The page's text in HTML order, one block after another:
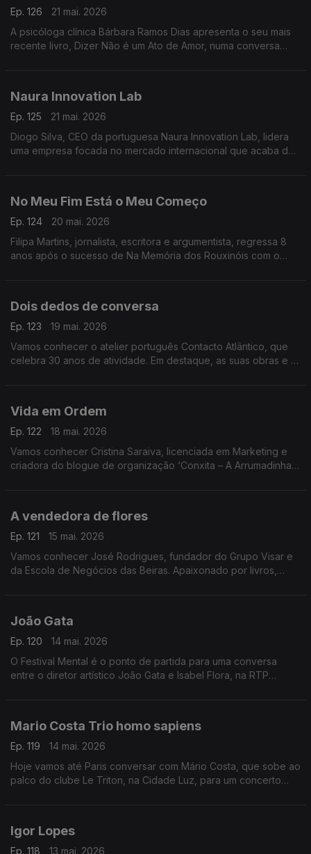
Ep. 126
21 mai. 2026
A psicóloga clínica Bárbara Ramos Dias apresenta o seu mais
recente livro, Dizer Não é um Ato de Amor, numa conversa
Naura Innovation Lab
Ep. 125
21 mai. 2026
Diogo Silva, CEO da portuguesa Naura Innovation Lab, lidera
uma empresa focada no mercado internacional que acaba de
No Meu Fim Está o Meu Começo
Ep. 124
20 mai. 2026
Filipa Martins, jornalista, escritora e argumentista, regressa 8
anos após o sucesso de Na Memória dos Rouxinóis com o
Dois dedos de conversa
Ep. 123
19 mai. 2026
Vamos conhecer o atelier português Contacto Atlântico, que
celebra 30 anos de atividade. Em destaque, as suas obras e a
Vida em Ordem
Ep. 122
18 mai. 2026
Vamos conhecer Cristina Saraiva, licenciada em Marketing e
criadora do blogue de organização ‘Conxita – A Arrumadinha’.
A vendedora de flores
Ep. 121
15 mai. 2026
Vamos conhecer José Rodrigues, fundador do Grupo Visar e
da Escola de Negócios das Beiras. Apaixonado por livros,
João Gata
Ep. 120
14 mai. 2026
O Festival Mental é o ponto de partida para uma conversa
entre o diretor artístico João Gata e Isabel Flora, na RTP
Mario Costa Trio homo sapiens
Ep. 119
14 mai. 2026
Hoje vamos até Paris conversar com Mário Costa, que sobe ao
palco do clube Le Triton, na Cidade Luz, para um concerto
Igor Lopes
Ep. 118 13 mai. 2026